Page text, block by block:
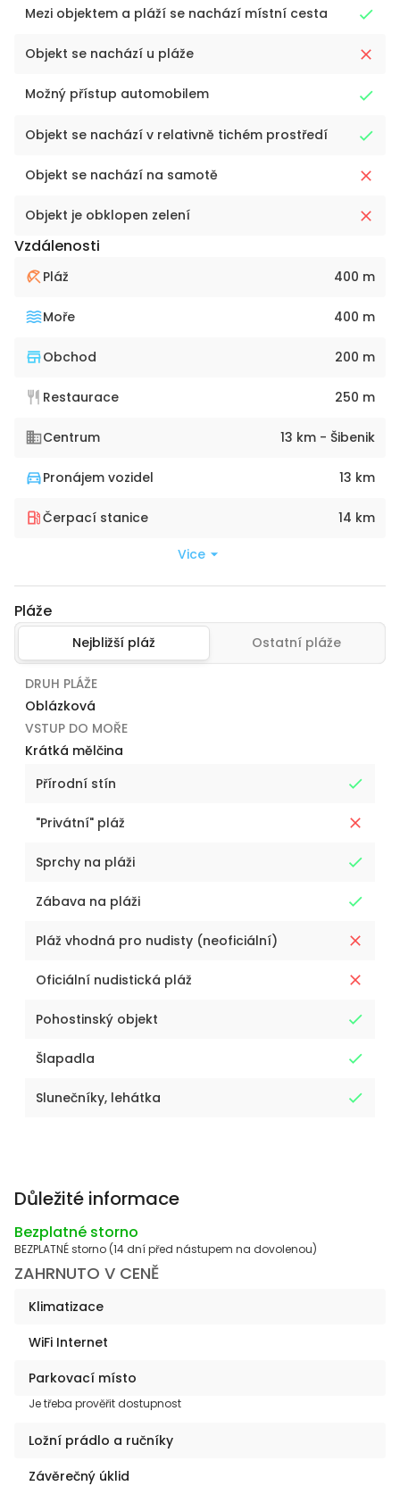
Mezi objektem a pláží se nachází místní cesta
Objekt se nachází u pláže
Možný přístup automobilem
Objekt se nachází v relativně tichém prostředí
Objekt se nachází na samotě
Objekt je obklopen zelení
Vzdálenosti
Pláž 400 m
Moře 400 m
Obchod 200 m
Restaurace 250 m
Centrum 13 km - Šibenik
Pronájem vozidel 13 km
Čerpací stanice 14 km
Vice
Pláže
Nejbližší pláž Ostatní pláže
DRUH PLÁŽE
Oblázková
VSTUP DO MOŘE
Krátká mělčina
Přírodní stín
"Privátní" pláž
Sprchy na pláži
Zábava na pláži
Pláž vhodná pro nudisty (neoficiální)
Oficiální nudistická pláž
Pohostinský objekt
Šlapadla
Slunečníky, lehátka
Důležité informace
Bezplatné storno
BEZPLATNÉ storno (14 dní před nástupem na dovolenou)
ZAHRNUTO V CENĚ
Klimatizace
WiFi Internet
Parkovací místo
Je třeba prověřit dostupnost
Ložní prádlo a ručníky
Závěrečný úklid